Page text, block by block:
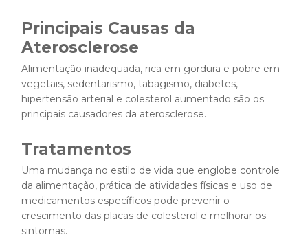
Principais Causas da
Aterosclerose
Alimentação inadequada, rica em gordura e pobre em
vegetais, sedentarismo, tabagismo, diabetes,
hipertensão arterial e colesterol aumentado são os
principais causadores da aterosclerose.
Tratamentos
Uma mudança no estilo de vida que englobe controle
da alimentação, prática de atividades físicas e uso de
medicamentos específicos pode prevenir o
crescimento das placas de colesterol e melhorar os
sintomas.